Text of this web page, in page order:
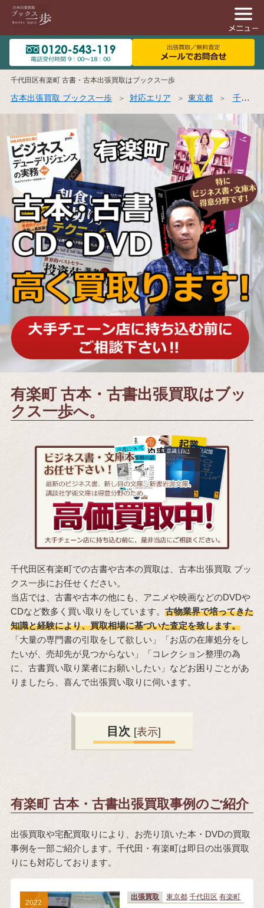
千代田区有楽町 古書・古本出張買取はブックス一歩
古本出張買取 ブックス一歩 対応エリア 東京都 千代田区
有楽町 古本・古書出張買取はブッ
クス一歩へ。
千代田区有楽町での古書や古本の買取は、古本出張買取 ブッ
クス一歩にお任せください。
当店では、古書や古本の他にも、アニメや映画などのDVDや
CDなど数多く買い取りをしています。 古物業界で培ってきた
知識と経験により、買取相場に基づいた査定を致します。
「大量の専門書の引取をして欲しい」「お店の在庫処分をし
たいが、売却先が見つからない」「コレクション整理の為
に、古書買い取り業者にお願いしたい」などお困りごとがあ
りましたら、喜んで出張買い取りに伺います。
目次 [表示]
有楽町 古本・古書出張買取事例のご紹介
出張買取や宅配買取りにより、お売り頂いた本・DVDの買取
事例を一部ご紹介します。千代田・有楽町は即日の出張買取
りにも対応しております。
出張買取 東京都 千代田区 有楽町
2022